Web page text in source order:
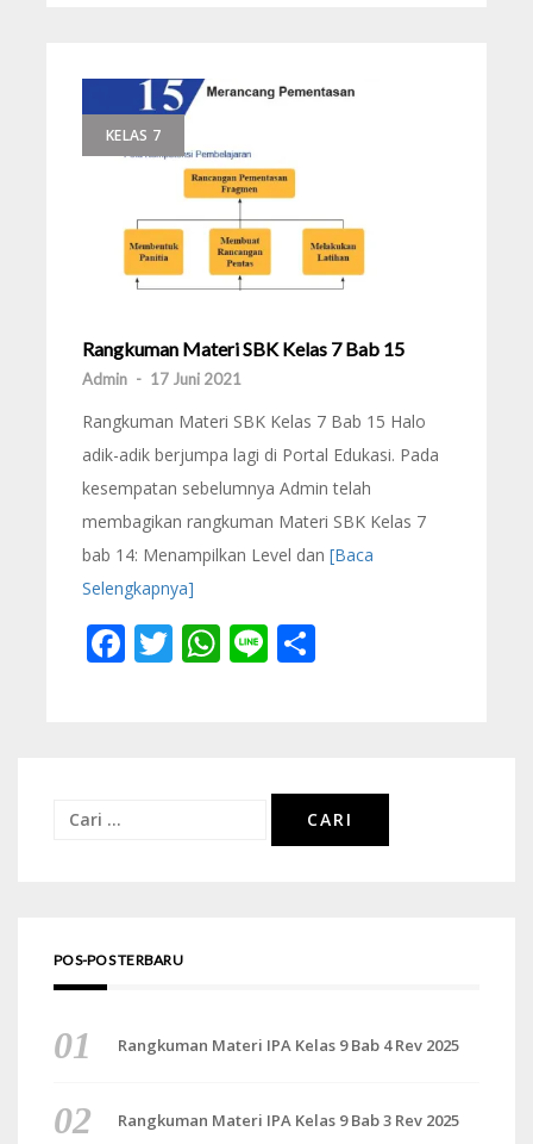
KELAS 7
Rangkuman Materi SBK Kelas 7 Bab 15
Admin - 17 Juni 2021
Rangkuman Materi SBK Kelas 7 Bab 15 Halo
adik-adik berjumpa lagi di Portal Edukasi. Pada
kesempatan sebelumnya Admin telah
membagikan rangkuman Materi SBK Kelas 7
bab 14: Menampilkan Level dan [Baca
Selengkapnya]
Facebook
Twitter
WhatsApp
Line
Cari
POS-POS TERBARU
Rangkuman Materi IPA Kelas 9 Bab 4 Rev 2025
Rangkuman Materi IPA Kelas 9 Bab 3 Rev 2025